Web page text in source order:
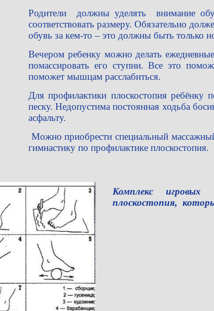
Родители должны уделять внимание
соответствовать размеру. Обязательно
обувь за кем-то – это должны быть только
Вечером ребенку можно делать
помассировать его ступни. Все это
поможет мышцам расслабиться.
Для профилактики плоскостопия ребёнку
песку. Недопустима постоянная ходьба
асфальту.
Можно приобрести специальный
гимнастику по профилактике плоскостопия.
Комплекс
плоскостопия,